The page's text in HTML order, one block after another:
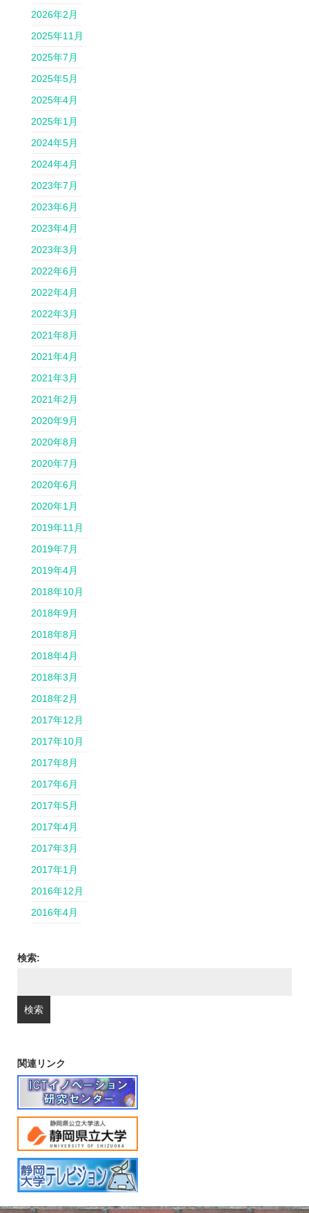
2026年2月
2025年11月
2025年7月
2025年5月
2025年4月
2025年1月
2024年5月
2024年4月
2023年7月
2023年6月
2023年4月
2023年3月
2022年6月
2022年4月
2022年3月
2021年8月
2021年4月
2021年3月
2021年2月
2020年9月
2020年8月
2020年7月
2020年6月
2020年1月
2019年11月
2019年7月
2019年4月
2018年10月
2018年9月
2018年8月
2018年4月
2018年3月
2018年2月
2017年12月
2017年10月
2017年8月
2017年6月
2017年5月
2017年4月
2017年3月
2017年1月
2016年12月
2016年4月
検索:
関連リンク